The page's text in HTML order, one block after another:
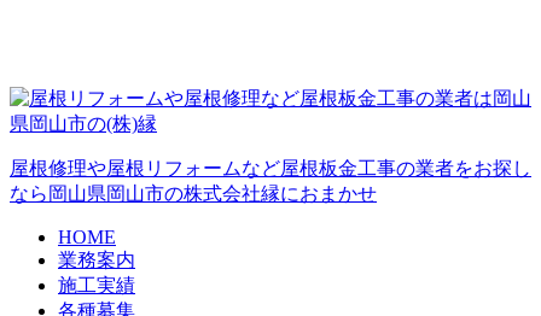
屋根修理や屋根リフォームなど屋根板金工事の業者をお探し
なら岡山県岡山市の株式会社縁におまかせ
HOME
業務案内
施工実績
各種募集